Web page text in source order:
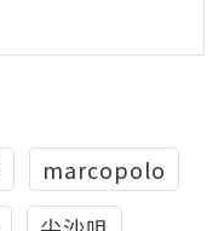
marcopolo